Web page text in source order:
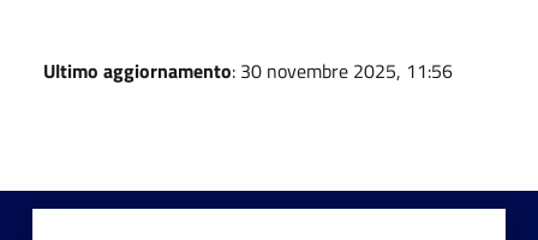
Ultimo aggiornamento: 30 novembre 2025, 11:56